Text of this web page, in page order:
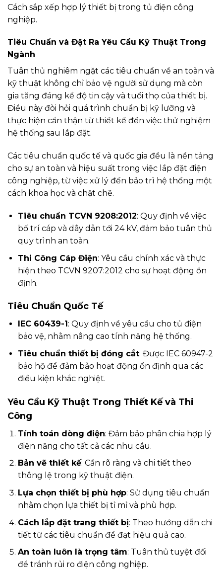
Cách sắp xếp hợp lý thiết bị trong tủ điện công
nghiệp.
Tiêu Chuẩn và Đặt Ra Yêu Cầu Kỹ Thuật Trong
Ngành
Tuân thủ nghiêm ngặt các tiêu chuẩn về an toàn và
kỹ thuật không chỉ bảo vệ người sử dụng mà còn
gia tăng đáng kể độ tin cậy và tuổi thọ của thiết bị.
Điều này đòi hỏi quá trình chuẩn bị kỹ lưỡng và
thực hiện cẩn thận từ thiết kế đến việc thử nghiệm
hệ thống sau lắp đặt.
Các tiêu chuẩn quốc tế và quốc gia đều là nền tảng
cho sự an toàn và hiệu suất trong việc lắp đặt điện
công nghiệp, từ việc xử lý đến bảo trì hệ thống một
cách khoa học và chặt chẽ.
Tiêu chuẩn TCVN 9208:2012: Quy định về việc
bố trí cáp và dây dẫn tới 24 kV, đảm bảo tuân thủ
quy trình an toàn.
Thi Công Cáp Điện: Yêu cầu chính xác và thực
hiện theo TCVN 9207:2012 cho sự hoạt động ổn
định.
Tiêu Chuẩn Quốc Tế
IEC 60439-1 : Quy định về yêu cầu cho tủ điện
bảo vệ, nhằm nâng cao tính năng hệ thống.
Tiêu chuẩn thiết bị đóng cắt: Được IEC 60947-2
bảo hộ để đảm bảo hoạt động ổn định qua các
điều kiện khắc nghiệt.
Yêu Cầu Kỹ Thuật Trong Thiết Kế và Thi
Công
Tính toán dòng điện: Đảm bảo phân chia hợp lý
điện năng cho tất cả các nhu cầu.
Bản vẽ thiết kế: Cần rõ ràng và chi tiết theo
thông lệ trong kỹ thuật điện.
Lựa chọn thiết bị phù hợp: Sử dụng tiêu chuẩn
nhằm chọn lựa thiết bị tỉ mỉ và phù hợp.
Cách lắp đặt trang thiết bị: Theo hướng dẫn chi
tiết từ các tiêu chuẩn để đạt hiệu quả cao.
An toàn luôn là trọng tâm: Tuân thủ tuyệt đối
để tránh rủi ro điện công nghiệp.